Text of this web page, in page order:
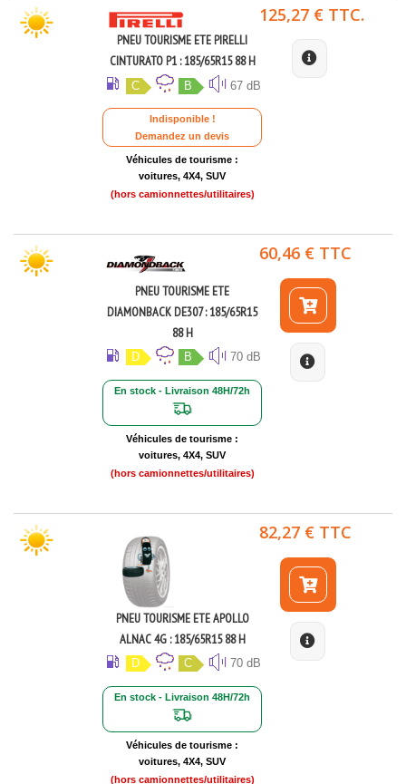
PNEU TOURISME ETE PIRELLI
CINTURATO P1 : 185/65R15 88 H
C B 67 dB
Indisponible !
Demandez un devis
Véhicules de tourisme :
voitures, 4X4, SUV
(hors camionnettes/utilitaires)
125,27 € TTC.
PNEU TOURISME ETE
DIAMONBACK DE307 : 185/65R15
88 H
D B 70 dB
En stock - Livraison 48H/72h
Véhicules de tourisme :
voitures, 4X4, SUV
(hors camionnettes/utilitaires)
60,46 € TTC
PNEU TOURISME ETE APOLLO
ALNAC 4G : 185/65R15 88 H
D C 70 dB
En stock - Livraison 48H/72h
Véhicules de tourisme :
voitures, 4X4, SUV
(hors camionnettes/utilitaires)
82,27 € TTC